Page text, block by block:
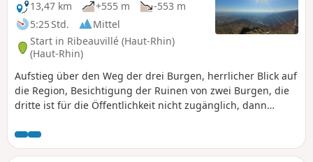
13,47 km
+555 m
-553 m
5:25 Std.
Mittel
Start in Ribeauvillé (Haut-Rhin)
(Haut-Rhin)
Aufstieg über den Weg der drei Burgen, herrlicher Blick auf
die Region, Besichtigung der Ruinen von zwei Burgen, die
dritte ist für die Öffentlichkeit nicht zugänglich, dann
Abstieg über den ursprünglichen Kreuzweg.